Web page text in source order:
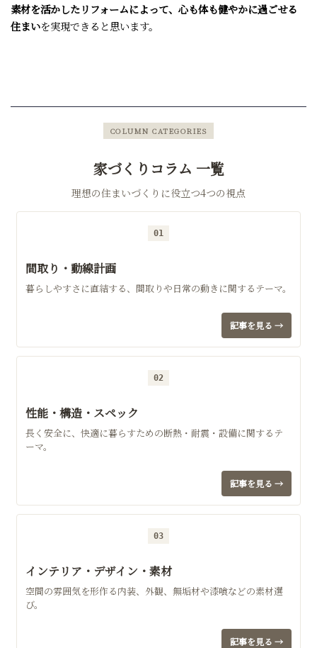
素材を活かしたリフォームによって、心も体も健やかに過ごせる
住まいを実現できると思います。
COLUMN CATEGORIES
家づくりコラム 一覧
理想の住まいづくりに役立つ4つの視点
01
間取り・動線計画
暮らしやすさに直結する、間取りや日常の動きに関するテーマ。
記事を見る →
02
性能・構造・スペック
長く安全に、快適に暮らすための断熱・耐震・設備に関するテ
ーマ。
記事を見る →
03
インテリア・デザイン・素材
空間の雰囲気を形作る内装、外観、無垢材や漆喰などの素材選
び。
記事を見る →